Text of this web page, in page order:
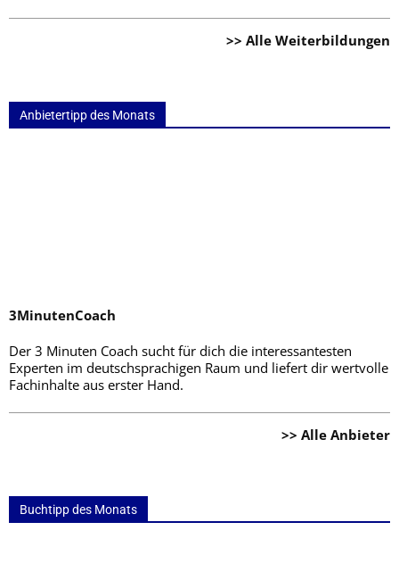
>> Alle Weiterbildungen
Anbietertipp des Monats
3MinutenCoach
Der 3 Minuten Coach sucht für dich die interessantesten
Experten im deutschsprachigen Raum und liefert dir wertvolle
Fachinhalte aus erster Hand.
>> Alle Anbieter
Buchtipp des Monats